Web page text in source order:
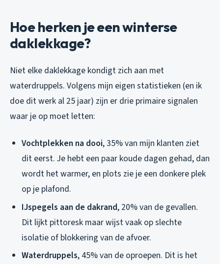
Hoe herken je een winterse
daklekkage?
Niet elke daklekkage kondigt zich aan met
waterdruppels. Volgens mijn eigen statistieken (en ik
doe dit werk al 25 jaar) zijn er drie primaire signalen
waar je op moet letten:
Vochtplekken na dooi, 35% van mijn klanten ziet
dit eerst. Je hebt een paar koude dagen gehad, dan
wordt het warmer, en plots zie je een donkere plek
op je plafond.
IJspegels aan de dakrand, 20% van de gevallen.
Dit lijkt pittoresk maar wijst vaak op slechte
isolatie of blokkering van de afvoer.
Waterdruppels, 45% van de oproepen. Dit is het